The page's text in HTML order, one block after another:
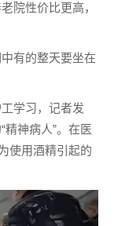
院性价比更高，
有的整天要坐在
学习，记者发
神病人”。在医
使用酒精引起的